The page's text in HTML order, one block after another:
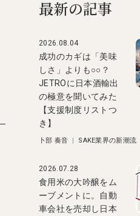
最新の記事
2026.08.04
成功のカギは「美味
しさ」よりも○○？
JETROに日本酒輸出
の極意を聞いてみた
【支援制度リストつ
き】
卜部 奏音 | SAKE業界の新潮流
2026.07.28
食用米の大吟醸をム
ーブメントに。自動
車会社を売却し日本